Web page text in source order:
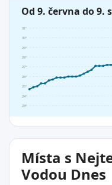
Od 9. června do 9.
23°
24°
25°
26°
27°
28°
29°
30°
31°
Místa s
Vodou Dnes